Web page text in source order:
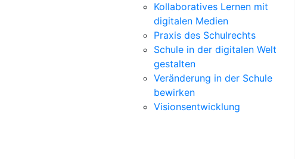
Kollaboratives Lernen mit
digitalen Medien
Praxis des Schulrechts
Schule in der digitalen Welt
gestalten
Veränderung in der Schule
bewirken
Visionsentwicklung